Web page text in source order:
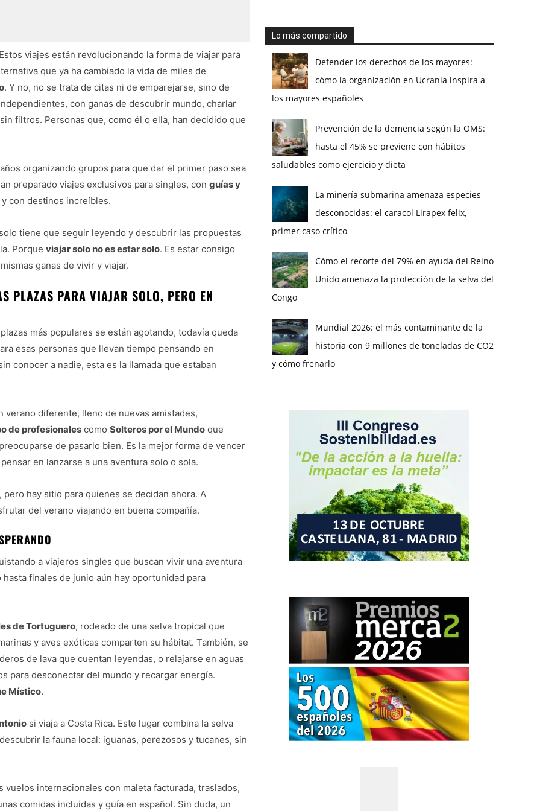
viajes están revolucionando la forma de viajar para
que ya ha cambiado la vida de miles de
. Y no, no se trata de citas ni de emparejarse, sino de
con ganas de descubrir mundo, charlar
filtros. Personas que, como él o ella, han decidido que
organizando grupos para que dar el primer paso sea
preparado viajes exclusivos para singles, con guías y
con destinos increíbles.
tiene que seguir leyendo y descubrir las propuestas
Porque viajar solo no es estar solo. Es estar consigo
ganas de vivir y viajar.
PLAZAS PARA VIAJAR SOLO, PERO EN
más populares se están agotando, todavía queda
esas personas que llevan tiempo pensando en
conocer a nadie, esta es la llamada que estaban
diferente, lleno de nuevas amistades,
de profesionales como Solteros por el Mundo que
de pasarlo bien. Es la mejor forma de vencer
en lanzarse a una aventura solo o sola.
, pero hay sitio para quienes se decidan ahora. A
del verano viajando en buena compañía.
a viajeros singles que buscan vivir una aventura
hasta finales de junio aún hay oportunidad para
de Tortuguero, rodeado de una selva tropical que
y aves exóticas comparten su hábitat. También, se
de lava que cuentan leyendas, o relajarse en aguas
para desconectar del mundo y recargar energía.
Místico.
si viaja a Costa Rica. Este lugar combina la selva
la fauna local: iguanas, perezosos y tucanes, sin
internacionales con maleta facturada, traslados,
comidas incluidas y guía en español. Sin duda, un
Lo más compartido
Defender los derechos de los mayores:
cómo la organización en Ucrania inspira a
los mayores españoles
Prevención de la demencia según la OMS:
hasta el 45% se previene con hábitos
saludables como ejercicio y dieta
La minería submarina amenaza especies
desconocidas: el caracol Lirapex felix,
primer caso crítico
Cómo el recorte del 79% en ayuda del Reino
Unido amenaza la protección de la selva del
Congo
Mundial 2026: el más contaminante de la
historia con 9 millones de toneladas de CO2
y cómo frenarlo